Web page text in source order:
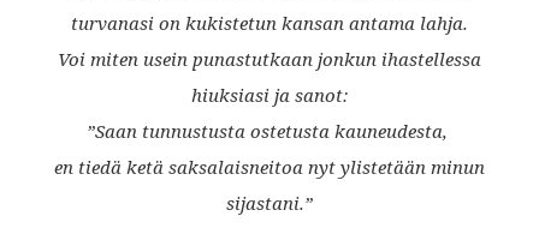
turvanasi on kukistetun kansan antama lahja.
Voi miten usein punastutkaan jonkun ihastellessa
hiuksiasi ja sanot:
”Saan tunnustusta ostetusta kauneudesta,
en tiedä ketä saksalaisneitoa nyt ylistetään minun
sijastani.”